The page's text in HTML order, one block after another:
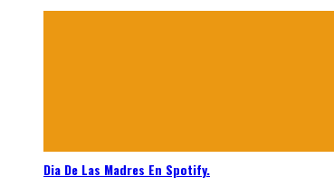
Dia De Las Madres En Spotify.